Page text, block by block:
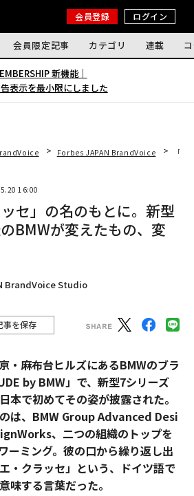
会員登録 ログイン
会員限定記事 カテゴリ 連載
新機能｜
表示を最小限にしました
Forbes JAPAN BrandVoice 「
16:00
ッセ」の名のもとに。新型
BMWが変えたもの、変
BrandVoice Studio
事を保存
・麻布台ヒルズにあるBMWのブラ
by BMW」で、新型7シリーズ
本で初めてその姿が披露された。
は、BMW Group Advanced Desi
、二つの組織のトップを
ーミング。彼の口から繰り返し出
・クラッセ」という、ドイツ語で
味する言葉だった。